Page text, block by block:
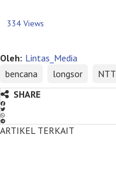
334 Views
Oleh: Lintas_Media
bencana
longsor NTT
SHARE
ARTIKEL TERKAIT